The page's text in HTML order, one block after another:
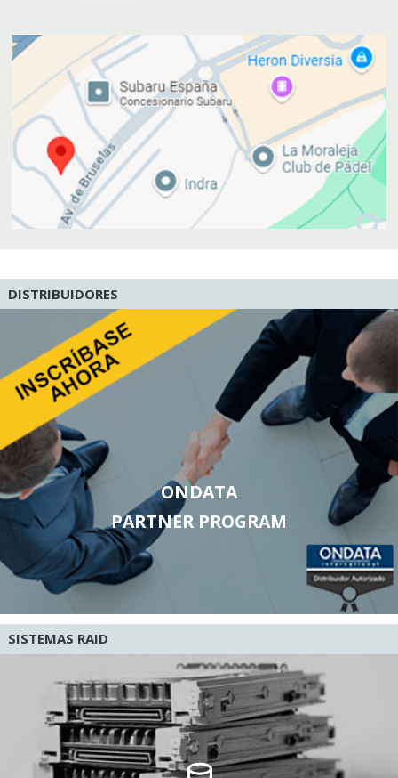
DISTRIBUIDORES
ONDATA
PARTNER PROGRAM
SISTEMAS RAID